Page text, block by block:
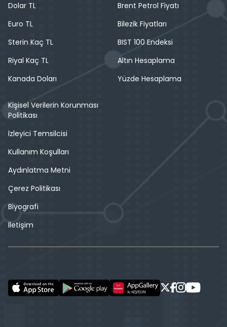
Dolar TL
Euro TL
Sterin Kaç TL
Riyal Kaç TL
Kanada Doları
Brent Petrol Fiyatı
Bilezik Fiyatları
BIST 100 Endeksi
Altın Hesaplama
Yüzde Hesaplama
Kişisel Verilerin Korunması
Politikası
İzleyici Temsilcisi
Kullanım Koşulları
Aydınlatma Metni
Çerez Politikası
Biyografi
İletişim